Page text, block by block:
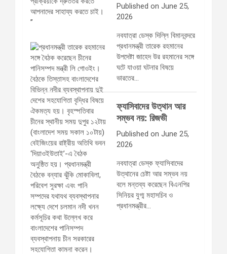
Published on June 25,
2026
নবযাত্রা ডেস্ক দিল্লি বিমানবন্দরে
প্রধানমন্ত্রী তারেক রহমানের
উপদেষ্টা জাহেদ উর রহমানের সঙ্গে
ঘটে যাওয়া ঘটনার বিষয়ে
ভারতের…
ফ্যাসিবাদের উত্থান আর
সম্ভব নয়: রিজভী
Published on June 25,
2026
নবযাত্রা ডেস্ক ফ্যাসিবাদের
উত্থানের চেষ্টা আর সম্ভব নয়
বলে মন্তব্য করেছেন বিএনপির
সিনিয়র যুগ্ম মহাসচিব ও
প্রধানমন্ত্রীর…